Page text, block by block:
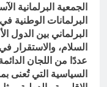
الجمعية البرلمانية
البرلمانات الوطنية
البرلماني بين الدول
السلام، والاستقرار
عددًا من اللجان
السياسية التي تُعنى